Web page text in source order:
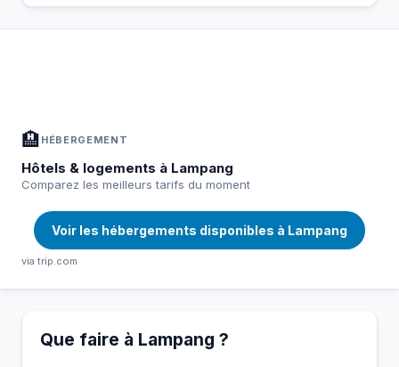
🏨 HÉBERGEMENT
Hôtels & logements à Lampang
Comparez les meilleurs tarifs du moment
Voir les hébergements disponibles à Lampang
via trip.com
Que faire à Lampang ?